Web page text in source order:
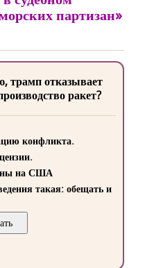
партизан»
трамп отказывает
ракет?
конфликта.
на США
такая: обещать и